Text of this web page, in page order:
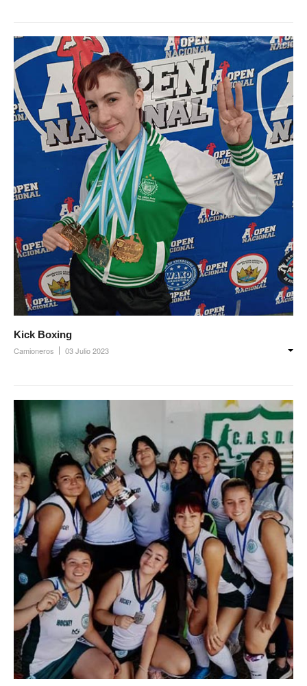
Atención Transitoria de Anses ULAT
CCT 40/89
Psicofísico
Obra social
Autoridades obra social
Clínicas de atención
Seccionales oschoca
Consultorios externos
Prevención
Medicamentos
Beneficios
Farmacias
Autorizaciones PMI
Autorizaciones
Reintegros
Requisitos fertilidad
Credencial digital OSCHOCA
Coseguros y Exenciones
Ambulancias programadas
Política de Privacidad
Afiliación
Kick Boxing
Camioneros 03 Julio 2023